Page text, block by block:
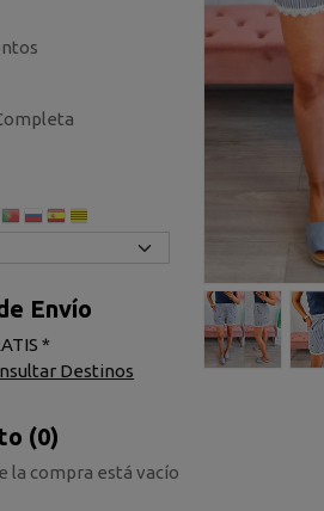
Envío
*
Destinos
(0)
la compra está vacío